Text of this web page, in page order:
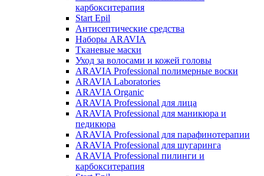
карбокситерапия
Start Epil
Антисептические средства
Наборы ARAVIA
Тканевые маски
Уход за волосами и кожей головы
ARAVIA Professional полимерные воски
ARAVIA Laboratories
ARAVIA Organic
ARAVIA Professional для лица
ARAVIA Professional для маникюра и
педикюра
ARAVIA Professional для парафинотерапии
ARAVIA Professional для шугаринга
ARAVIA Professional пилинги и
карбокситерапия